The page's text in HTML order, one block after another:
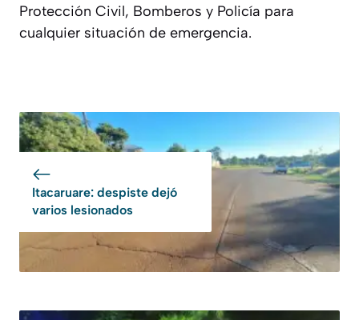
Protección Civil, Bomberos y Policía para
cualquier situación de emergencia.
Itacaruare: despiste dejó
varios lesionados